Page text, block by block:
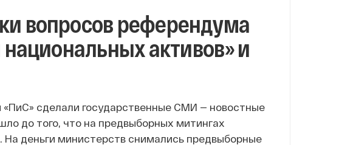
вопросов референдума
активов» и
сделали государственные СМИ — новостные
до того, что на предвыборных митингах
деньги министерств снимались предвыборные